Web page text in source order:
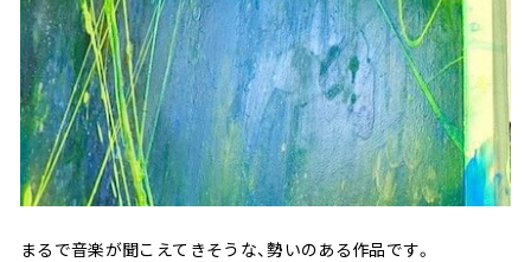
まるで音楽が聞こえてきそうな、勢いのある作品です。